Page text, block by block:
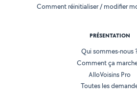
Comment réinitialiser / modifier
PRÉSENTATION
Qui sommes-nous
Comment ça
AlloVoisins Pro
Toutes les